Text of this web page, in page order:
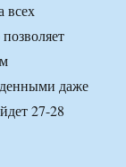
всех
даже
27-28